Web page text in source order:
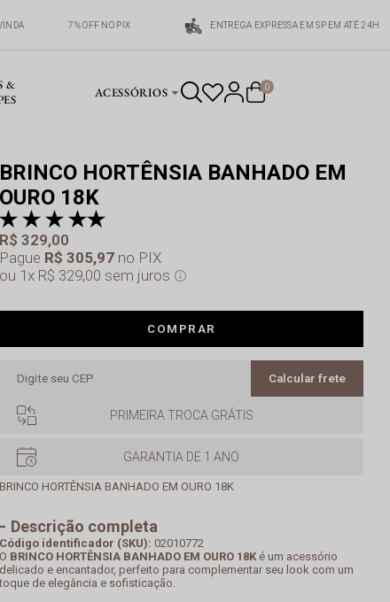
7% OFF NO PIX ENTREGA EXPRESSA EM SP EM ATÉ 24H
&
ACESSÓRIOS 0
BRINCO HORTÊNSIA BANHADO EM
OURO 18K
Pague R$ 305,97 no PIX
R$ 329,00
1x R$ 329,00 sem juros
COMPRAR
Calcular frete
PRIMEIRA TROCA GRÁTIS
GARANTIA DE 1 ANO
BRINCO HORTÊNSIA BANHADO EM OURO 18K
Descrição completa
Código identificador (SKU): 02010772
O BRINCO HORTÊNSIA BANHADO EM OURO 18K é um acessório
delicado e encantador, perfeito para complementar seu look com um
toque de elegância e sofisticação.